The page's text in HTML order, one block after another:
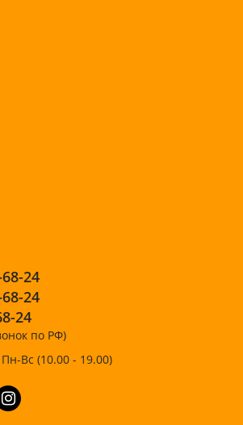
24
24
24
по РФ)
Вс (10.00 - 19.00)